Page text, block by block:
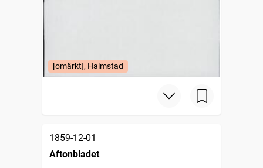
[omärkt], Halmstad
1859-12-01
Aftonbladet